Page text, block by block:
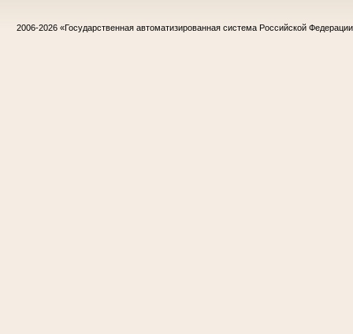
2006-2026 «Государственная автоматизированная система Российской